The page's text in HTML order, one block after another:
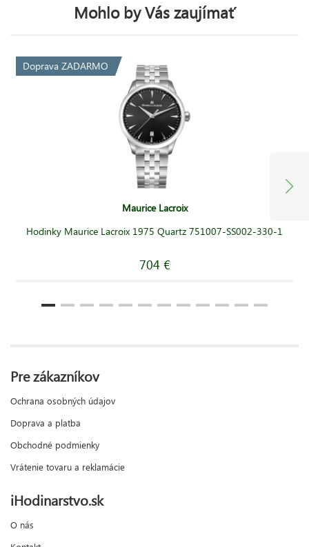
Mohlo by Vás zaujímať
Doprava ZADARMO
Maurice Lacroix
Hodinky Maurice Lacroix 1975 Quartz 751007-SS002-330-1
704 €
Pre zákazníkov
Ochrana osobných údajov
Doprava a platba
Obchodné podmienky
Vrátenie tovaru a reklamácie
iHodinarstvo.sk
O nás